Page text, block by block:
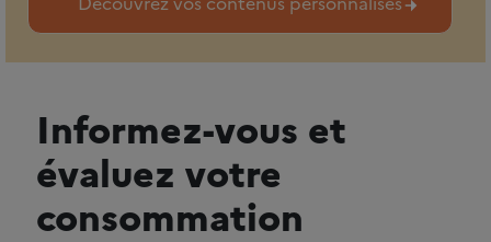
Informez-vous et
évaluez votre
consommation